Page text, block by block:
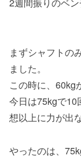
2週間振りのベン
まずシャフトの
ました。
この時に、60kg
今日は75kgで10
想以上に力が出
やったのは、